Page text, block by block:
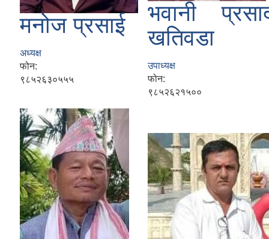
मनोज प्रसाई
अध्यक्ष
फोन:
९८५२६३०५५५
भवानी
खतिवडा
उपाध्यक्ष
फोन:
९८५२६२१५००